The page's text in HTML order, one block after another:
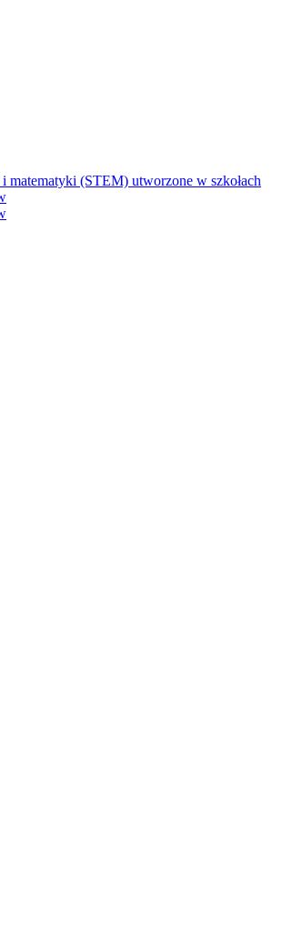
(STEM) utworzone w szkołach